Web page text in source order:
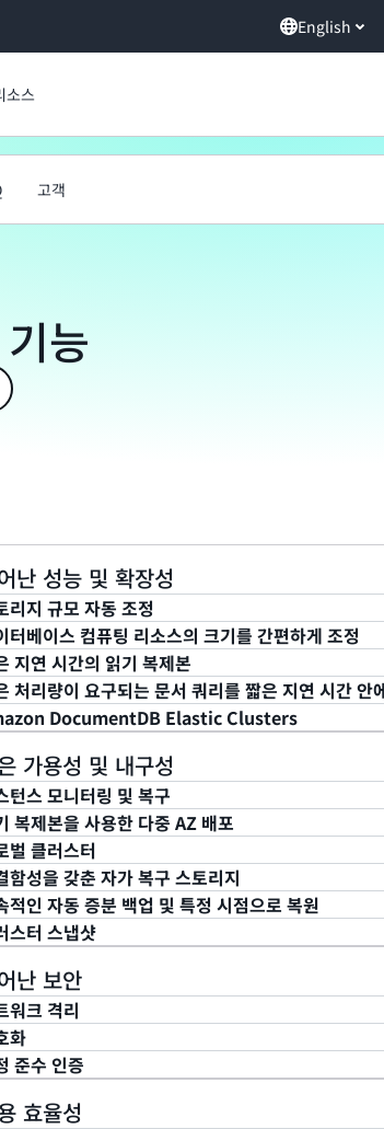
English
소스
고객
능
난 성능 및 확장성
리지 규모 자동 조정
DocumentDB는 클러스터 스토리지에 대한
으로 늘립니다. 스토리지 볼륨은 10GB 단위로 증
여 도큐먼트 데이터베이스의 스토리지를 추가로
터베이스 컴퓨팅 리소스의 크기를 간편하게 조정
Management Console에서 클릭 몇 번으로 원
턴스를 제거하여 컴퓨팅 및 메모리 리소스의 규모
퓨팅 조정 작업은 일반적으로 몇 분이면 완료됩니
지연 시간의 읽기 복제본
15개의 데이터베이스 읽기 복제본을 생성하여 대
리량을 늘립니다. Amazon DocumentDB 복제본
하므로 비용이 절감되며 복제본 노드에서 쓰기를
읽기 요청에 사용하고 복제본 지연 시간을 줄일
DocumentDB는 읽기 쿼리를 위한 단일 엔드
이 추가 및 제거될 때 이를 추적하지 않고도 연결할
처리량이 요구되는 문서 쿼리를 짧은 지연 시간 안
DocumentDB는 유연한JSON 문서 모델,
비스는 확장형의 인메모리 최적화 아키텍처를 사
행할 수 있게 해 줍니다.
DocumentDB Elastic Clusters
DocumentDB Elastic Clusters를 통해 고객
가동 중단이나 성능에 영향 없이 몇 분 만에 도큐
기본 인프라를 관리하지 않고도 페타바이트 규모
금을 지불하면 됩니다. 이제 Amazon
케이션의 크기 조정 요구 사항을 충족할 수 있습니
가용성 및 내구성
턴스 모니터링 및 복구
DocumentDB 클러스터 및 관련 인스턴스의
를 지원하는 인스턴스에 장애가 발생하면 인스턴
DocumentDB 복구에서는 데이터베이스
로 인스턴스 재시작 시간은 일반적으로 30초 이하
데이터베이스 프로세스와 분리하므로 데이터베이
복제본을 사용한 다중 AZ 배포
턴스에 장애가 발생하면 Amazon DocumentDB
Amazon DocumentDB 복제본 중 하나로 자동
복제본이 프로비저닝되지 않은 경우,
으로 새 인스턴스를 만들려고 시도합니다.
벌 클러스터
DocumentDB 글로벌 클러스터는 전체 리전
하고 지연 시간이 짧은 글로벌 읽기를 지원합니
에 거의 또는 전혀 영향을 주지 않고 보통 1초 미만
터에 데이터를 복제합니다. 글로벌 클러스터 설정에
설명서를 참조하세요.
함성을 갖춘 자가 복구 스토리지
리지 볼륨의 각 10GB 청크가 3개의 가용 영역
는 데이터베이스 쓰기 가용성에 영향을
읽기 가용성에 영향을 주지 않고 최대 3개의 데이
지를 사용합니다. Amazon DocumentDB의 스토
과 디스크를 지속적으로 스캔하여 오류를 감지하
적인 자동 증분 백업 및 특정 시점으로 복원
DocumentDB의 단순한 데이터베이스 백업
수 있습니다. 고객은 클러스터를 보존 기간 중 어
분 전까지 가능). 자동 백업 보존 기간은 최대 35일
내구성으로 설계된Amazon
DocumentDB 백업은 지속적인 자동 증
다.
스터 스냅샷
스터 스냅샷은 Amazon S3에 저장된 클러스터에
제할 때까지 보관됩니다. DB 스냅샷은 자동화된
감합니다. 원하는 경우 언제나 클러스터 스냅샷에
난 보안
워크 격리
DocumentDB는Amazon Virtual Private
에 클러스터를 격리하고 산업 표준 암호화 IPsec
스 IT 인프라에 연결할 수 있습니다. 또한
화
DocumentDB를 사용하면 사용자가AWS
관리하는 키를 사용하여 데이터베이스를 암호
준수 인증
DocumentDB는 가장 엄격한 보안 표준을 충
효율성